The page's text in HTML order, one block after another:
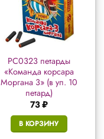
РС0323 петарды
«Команда корсара
Моргана 3» (в уп. 10
петард)
73₽
В КОРЗИНУ